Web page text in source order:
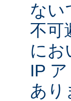
ない
不可
にお
IP
あり